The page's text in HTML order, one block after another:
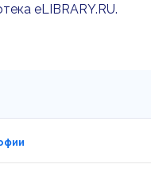
eLIBRARY.RU.